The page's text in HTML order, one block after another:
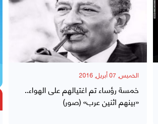
الخميس, 07 أبريل, 2016
خمسة رؤساء تم اغتيالهم على الهواء..
«بينهم اثنين عرب» (صور)